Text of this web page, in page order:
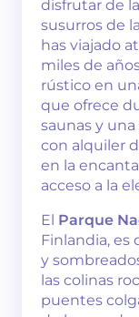
disfrutar de
susurros de
has viajado
miles de
rústico en
que ofrece
saunas y
con alquiler
en la
acceso a la
El Parque
Finlandia, es
y
las colinas
puentes